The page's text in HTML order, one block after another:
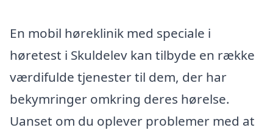
En mobil høreklinik med speciale i
høretest i Skuldelev kan tilbyde en række
værdifulde tjenester til dem, der har
bekymringer omkring deres hørelse.
Uanset om du oplever problemer med at